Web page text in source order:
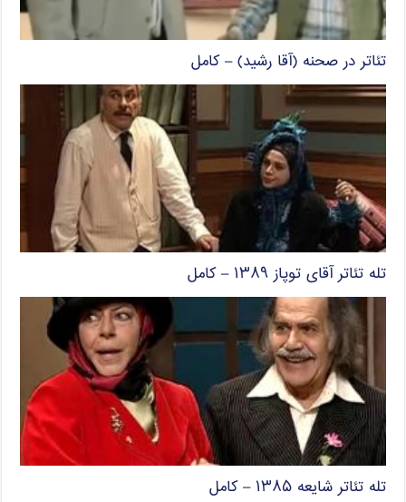
تئاتر در صحنه (آقا رشید) – کامل
تله تئاتر آقای توپاز ۱۳۸۹ – کامل
تله تئاتر شایعه ۱۳۸۵ – کامل